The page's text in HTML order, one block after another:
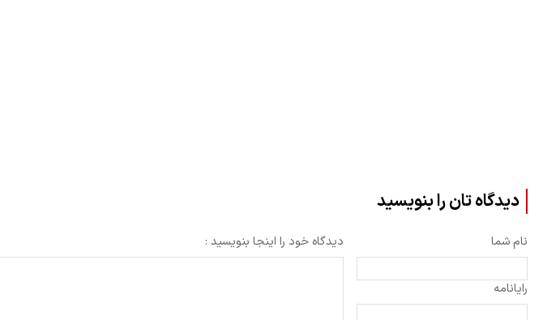
دیدگاه تان را بنویسید
نام شما
رایانامه
دیدگاه خود را اینجا بنویسید :